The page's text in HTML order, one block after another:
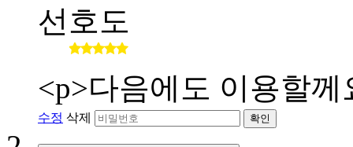
선호도
<p>다음에도 이용할께
수정 삭제 확인